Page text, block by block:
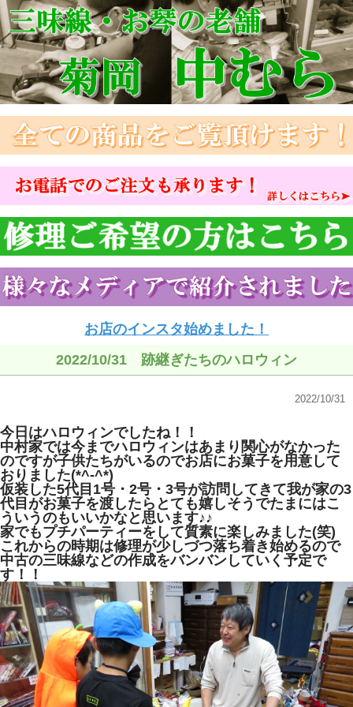
お店のインスタ始めました！
2022/10/31 跡継ぎたちのハロウィン
2022/10/31
今日はハロウィンでしたね！！
中村家では今までハロウィンはあまり関心がなかった
のですが子供たちがいるのでお店にお菓子を用意して
おりました(*^-^*)
仮装した5代目1号・2号・3号が訪問してきて我が家の3
代目がお菓子を渡したらとても嬉しそうでたまにはこ
ういうのもいいかなと思います♪♪
家でもプチパーティーをして質素に楽しみました(笑)
これからの時期は修理が少しづつ落ち着き始めるので
中古の三味線などの作成をバンバンしていく予定で
す！！